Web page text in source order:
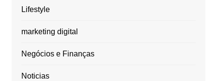
Lifestyle
marketing digital
Negócios e Finanças
Noticias